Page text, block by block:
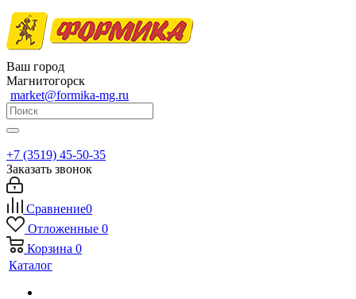
Ваш город
Магнитогорск
market@formika-mg.ru
+7 (3519) 45-50-35
Заказать звонок
Сравнение0
Отложенные 0
Корзина 0
Каталог